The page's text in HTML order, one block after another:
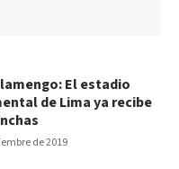
de 2019
El estadio
de Lima ya recibe